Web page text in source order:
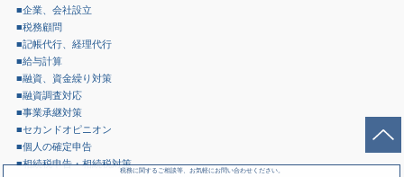
税務に関するご相談等、お気軽にお問い合わせください。
■企業、会社設立
■税務顧問
■記帳代行、経理代行
■給与計算
■融資、資金繰り対策
■融資調査対応
■事業承継対策
■セカンドオピニオン
■個人の確定申告
■相続税申告・相続税対策